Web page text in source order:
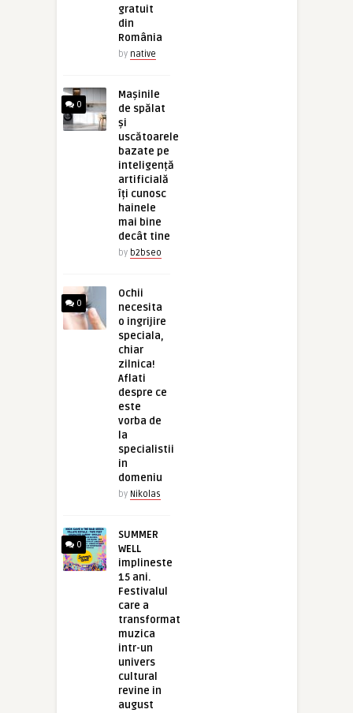
gratuit
din
România
by native
0
Mașinile
de spălat
și
uscătoarele
bazate pe
inteligență
artificială
îți cunosc
hainele
mai bine
decât tine
by b2bseo
0
Ochii
necesita
o ingrijire
speciala,
chiar
zilnica!
Aflati
despre ce
este
vorba de
la
specialistii
in
domeniu
by Nikolas
0
SUMMER
WELL
implineste
15 ani.
Festivalul
care a
transformat
muzica
intr-un
univers
cultural
revine in
august